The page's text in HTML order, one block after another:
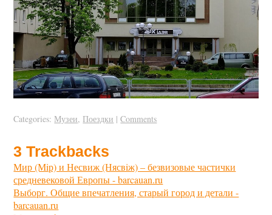
Categories: Музеи, Поездки | Comments
3 Trackbacks
Мир (Мiр) и Несвиж (Нясвiж) – безвизовые частички
средневековой Европы - barcauan.ru
Выборг. Общие впечатления, старый город и детали -
barcauan.ru